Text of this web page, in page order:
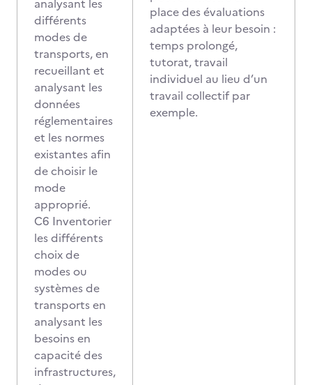
analysant les
différents
modes de
transports, en
recueillant et
analysant les
données
réglementaires
et les normes
existantes afin
de choisir le
mode
approprié.
C6 Inventorier
les différents
choix de
modes ou
systèmes de
transports en
analysant les
besoins en
capacité des
infrastructures,
place des évaluations
adaptées à leur besoin :
temps prolongé,
tutorat, travail
individuel au lieu d’un
travail collectif par
exemple.